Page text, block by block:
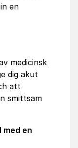
en
medicinsk
dig akut
att
smittsam
en